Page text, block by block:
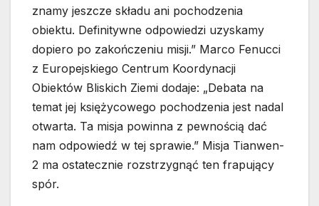
znamy jeszcze składu ani pochodzenia
obiektu. Definitywne odpowiedzi uzyskamy
dopiero po zakończeniu misji.” Marco Fenucci
z Europejskiego Centrum Koordynacji
Obiektów Bliskich Ziemi dodaje: „Debata na
temat jej księżycowego pochodzenia jest nadal
otwarta. Ta misja powinna z pewnością dać
nam odpowiedź w tej sprawie.” Misja Tianwen-
2 ma ostatecznie rozstrzygnąć ten frapujący
spór.